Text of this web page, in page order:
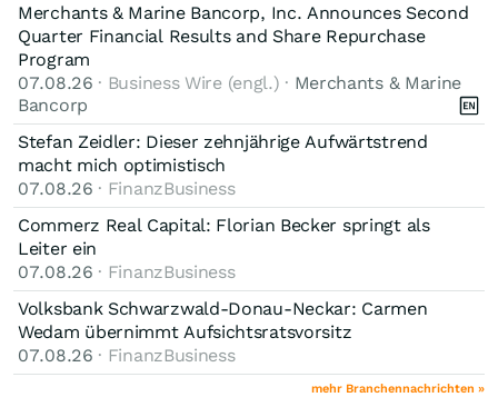
Merchants & Marine Bancorp, Inc. Announces Second
Quarter Financial Results and Share Repurchase
Program
07.08.26 · Business Wire (engl.) · Merchants & Marine
Bancorp
Stefan Zeidler: Dieser zehnjährige Aufwärtstrend
macht mich optimistisch
07.08.26 · FinanzBusiness
Commerz Real Capital: Florian Becker springt als
Leiter ein
07.08.26 · FinanzBusiness
Volksbank Schwarzwald-Donau-Neckar: Carmen
Wedam übernimmt Aufsichtsratsvorsitz
07.08.26 · FinanzBusiness
mehr Branchennachrichten »